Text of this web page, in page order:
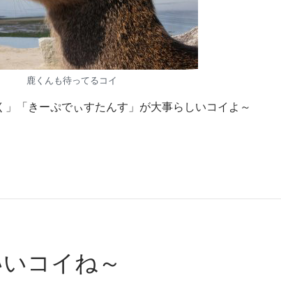
鹿くんも待ってるコイ
「きーぷでぃすたんす」が大事らしいコイよ～
コイね～